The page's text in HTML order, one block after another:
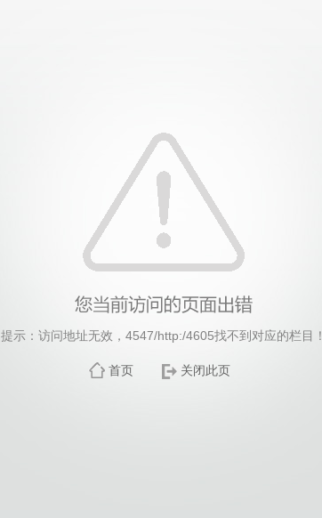
提示：访问地址无效，4547/http:/4605找不到对应的栏目！
首页 关闭此页